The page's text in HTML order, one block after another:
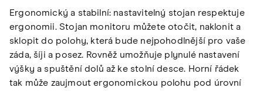
Ergonomický a stabilní: nastavitelný stojan respektuje
ergonomii. Stojan monitoru můžete otočit, naklonit a
sklopit do polohy, která bude nejpohodlnější pro vaše
záda, šíji a posez. Rovněž umožňuje plynulé nastavení
výšky a spuštění dolů až ke stolní desce. Horní řádek
tak může zaujmout ergonomickou polohu pod úrovní